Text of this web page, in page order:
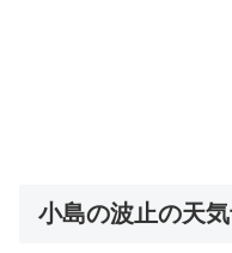
小島の波止の天